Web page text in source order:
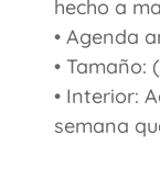
hecho a
• Agenda
• Tamaño:
• Interior:
semana